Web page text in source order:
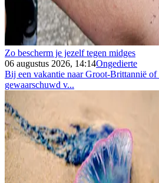
Zo bescherm je jezelf tegen midges
06 augustus 2026, 14:14Ongedierte
Bij een vakantie naar Groot-Brittannië
gewaarschuwd v...